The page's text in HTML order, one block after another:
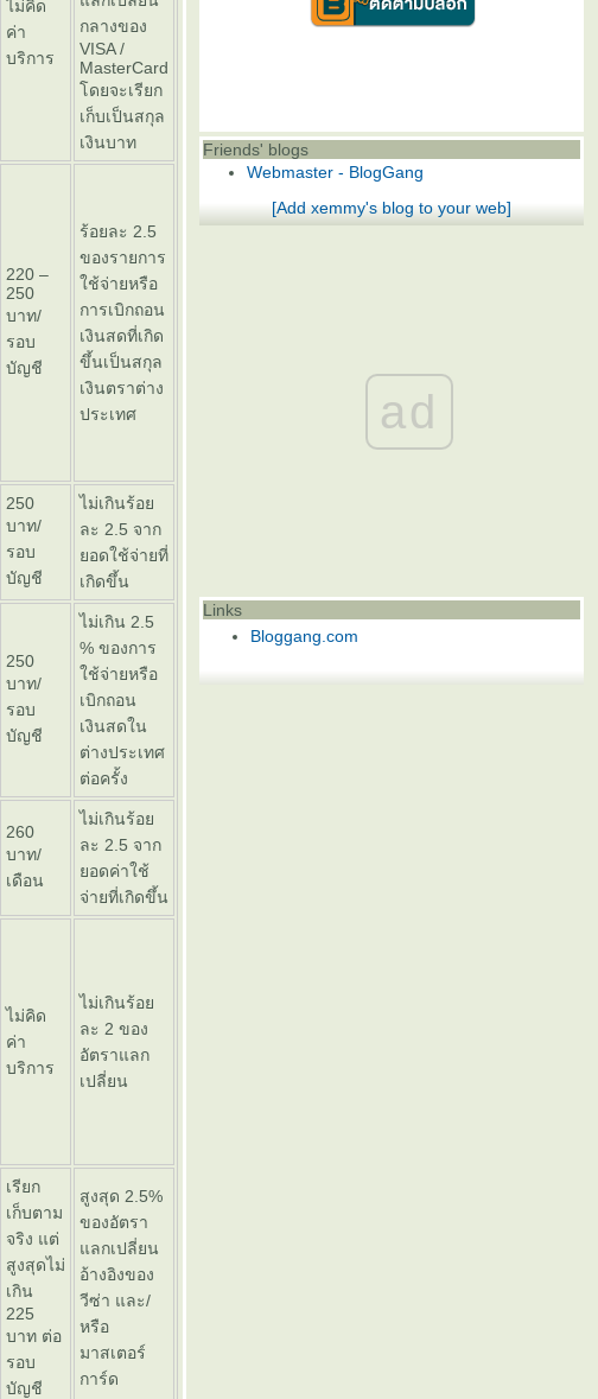
ไม่คิด
ค่า
บริการ
กลางของ
VISA /
MasterCard
ดยจะเรียก
เก็บเป็นสกุล
เงินบาท
220 –
250
บาท/
รอบ
บัญชี
ร้อยละ 2.5
ของรายการ
ช้จ่ายหรือ
การเบิกถอน
เงินสดที่เกิด
ขึ้นเป็นสกุล
เงินตราต่าง
ประเทศ
250
บาท/
รอบ
บัญชี
ไม่เกินร้อ
ละ 2.5 จาก
อดใช้จ่ายที่
เกิดขึ้น
250
บาท/
รอบ
บัญชี
ไม่เกิน 2.5
% ของการ
ช้จ่ายหรือ
เบิกถอน
เงินสดใน
ต่างประเทศ
ต่อครั้ง
260
บาท/
เดือน
ไม่เกินร้อ
ละ 2.5 จาก
อดค่าใช้
จ่ายที่เกิดขึ้น
ไม่คิด
ค่า
บริการ
ไม่เกินร้อ
ละ 2 ของ
อัตราแลก
เปลี่ยน
เรียก
เก็บตาม
จริง แต่
สูงสุดไม่
เกิน
225
บาท ต่อ
รอบ
บัญชี
สูงสุด 2.5%
ของอัตรา
ลกเปลี่ยน
อ้างอิงของ
วีซ่า และ/
หรือ
มาสเตอร์
การ์ด
Friends' blogs
Webmaster - BlogGang
[Add xemmy's blog to your web]
ad
Links
Bloggang.com